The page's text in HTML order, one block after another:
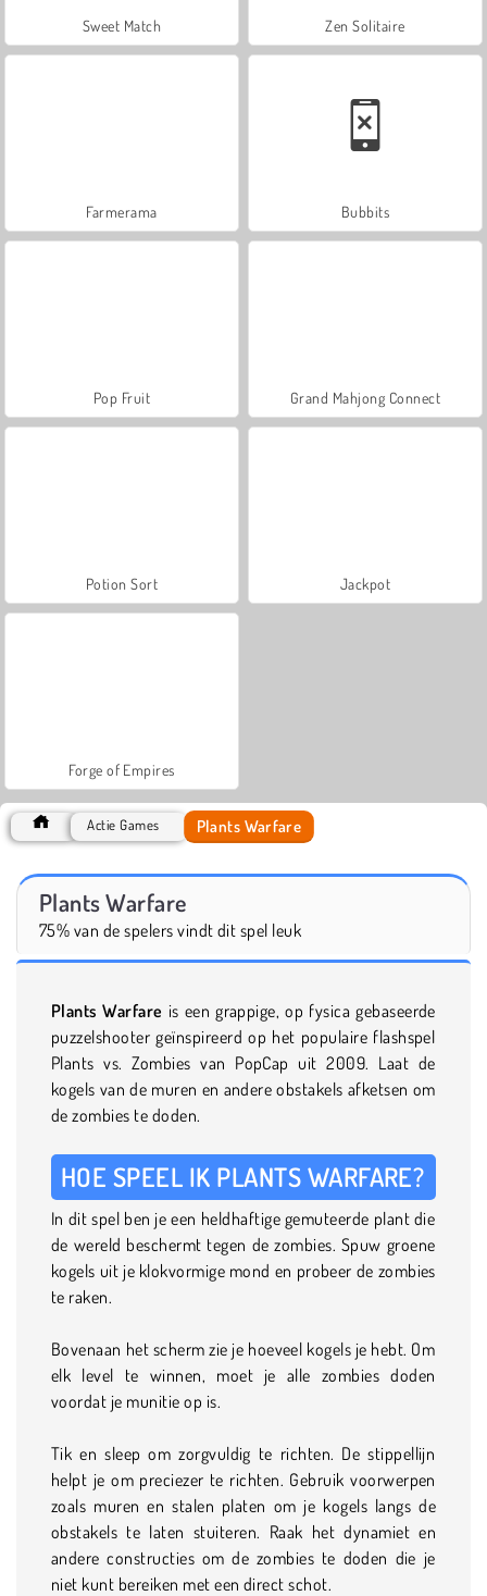
Sweet Match Zen Solitaire
Farmerama Bubbits
Pop Fruit Grand Mahjong Connect
Potion Sort Jackpot
Forge of Empires
Actie Games Plants Warfare
Plants Warfare
75% van de spelers vindt dit spel leuk
Plants Warfare is een grappige, op fysica gebaseerde
puzzelshooter geïnspireerd op het populaire flashspel
Plants vs. Zombies van PopCap uit 2009. Laat de
kogels van de muren en andere obstakels afketsen om
de zombies te doden.
HOE SPEEL IK PLANTS WARFARE?
In dit spel ben je een heldhaftige gemuteerde plant die
de wereld beschermt tegen de zombies. Spuw groene
kogels uit je klokvormige mond en probeer de zombies
te raken.
Bovenaan het scherm zie je hoeveel kogels je hebt. Om
elk level te winnen, moet je alle zombies doden
voordat je munitie op is.
Tik en sleep om zorgvuldig te richten. De stippellijn
helpt je om preciezer te richten. Gebruik voorwerpen
zoals muren en stalen platen om je kogels langs de
obstakels te laten stuiteren. Raak het dynamiet en
andere constructies om de zombies te doden die je
niet kunt bereiken met een direct schot.